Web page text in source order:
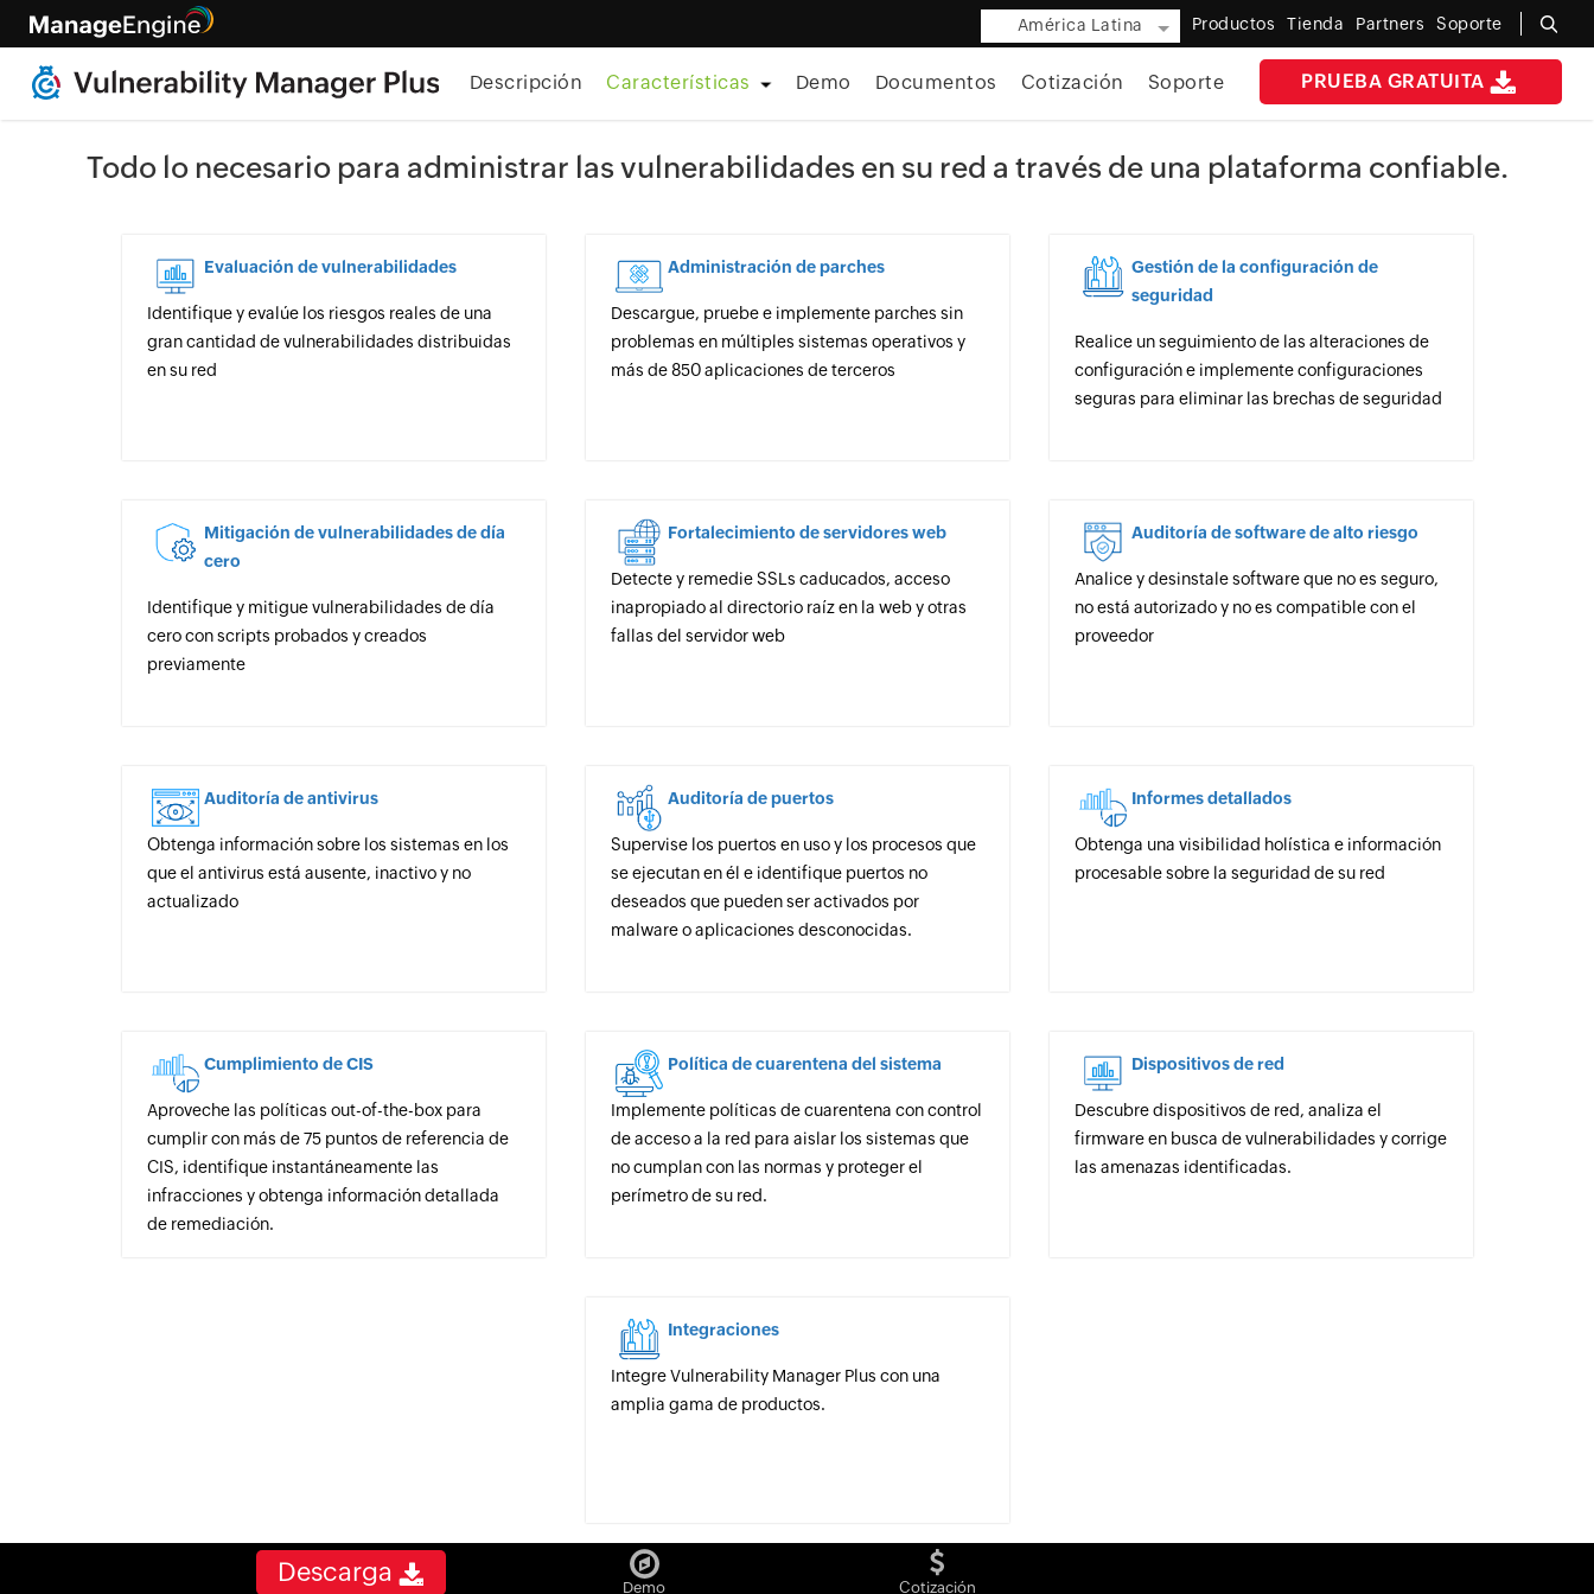
América Latina Productos Tienda Partners Soporte
PRUEBA GRATUITA
Descripción Características Demo Documentos Cotización Soporte
Todo lo necesario para administrar las vulnerabilidades en su red a través de una plataforma confiable.
Evaluación de vulnerabilidades
Identifique y evalúe los riesgos reales de una
gran cantidad de vulnerabilidades distribuidas
en su red
Administración de parches
Descargue, pruebe e implemente parches sin
problemas en múltiples sistemas operativos y
más de 850 aplicaciones de terceros
Gestión de la configuración de
seguridad
Realice un seguimiento de las alteraciones de
configuración e implemente configuraciones
seguras para eliminar las brechas de seguridad
Mitigación de vulnerabilidades de día
cero
Identifique y mitigue vulnerabilidades de día
cero con scripts probados y creados
previamente
Fortalecimiento de servidores web
Detecte y remedie SSLs caducados, acceso
inapropiado al directorio raíz en la web y otras
fallas del servidor web
Auditoría de software de alto riesgo
Analice y desinstale software que no es seguro,
no está autorizado y no es compatible con el
proveedor
Auditoría de antivirus
Obtenga información sobre los sistemas en los
que el antivirus está ausente, inactivo y no
actualizado
Auditoría de puertos
Supervise los puertos en uso y los procesos que
se ejecutan en él e identifique puertos no
deseados que pueden ser activados por
malware o aplicaciones desconocidas.
Informes detallados
Obtenga una visibilidad holística e información
procesable sobre la seguridad de su red
Cumplimiento de CIS
Aproveche las políticas out-of-the-box para
cumplir con más de 75 puntos de referencia de
CIS, identifique instantáneamente las
infracciones y obtenga información detallada
de remediación.
Política de cuarentena del sistema
Implemente políticas de cuarentena con control
de acceso a la red para aislar los sistemas que
no cumplan con las normas y proteger el
perímetro de su red.
Dispositivos de red
Descubre dispositivos de red, analiza el
firmware en busca de vulnerabilidades y corrige
las amenazas identificadas.
Integraciones
Integre Vulnerability Manager Plus con una
amplia gama de productos.
Descarga
Demo Cotización